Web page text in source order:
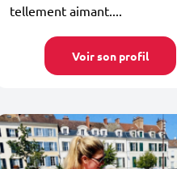
tellement aimant....
Voir son profil